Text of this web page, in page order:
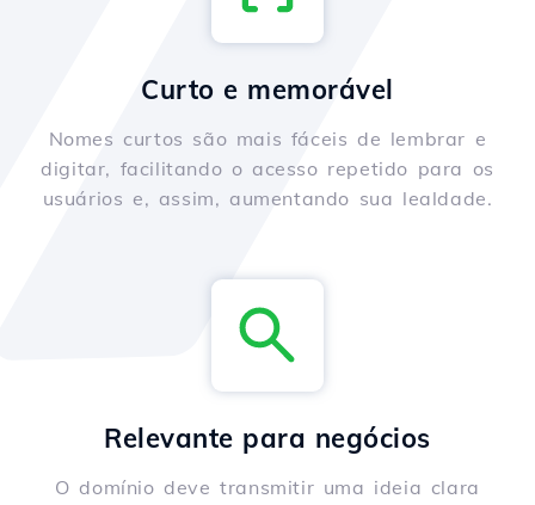
Curto e memorável
Nomes curtos são mais fáceis de lembrar e
digitar, facilitando o acesso repetido para os
usuários e, assim, aumentando sua lealdade.
Relevante para negócios
O domínio deve transmitir uma ideia clara